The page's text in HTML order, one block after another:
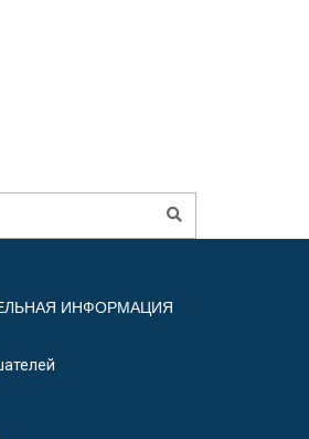
ИНФОРМАЦИЯ